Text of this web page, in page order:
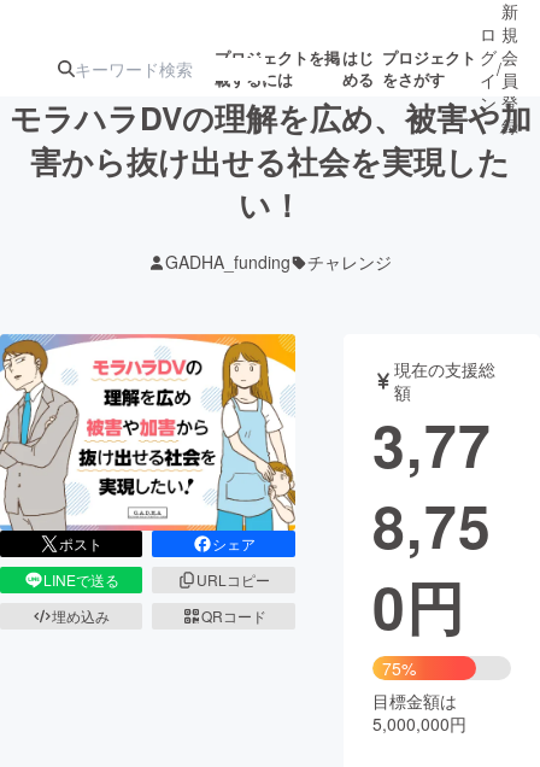
プロジェクトを掲
載するには
はじ
める
プロジェクト
をさがす
注目の新着プロ
テクノロジー・ガジェット
映像・映画 書籍・雑誌
ビジネス・起業 チャレンジ
まちづくり・地域活性化
CAMPFIRE Creation
コミュニティ
ロ
グ
イ
ン
/
新
規
会
員
登
録
モラハラDVの理解を広め、被害や加
害から抜け出せる社会を実現した
い！
GADHA_funding チャレンジ
ポスト
シェア
LINEで送る
URLコピー
埋め込み
QRコード
現在の支援総
額
3,77
8,75
0円
75%
目標金額は
5,000,000円